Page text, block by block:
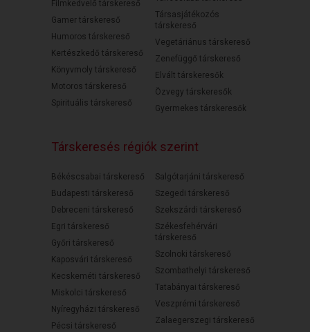
Filmkedvelő társkereső
Gamer társkereső
Humoros társkereső
Kertészkedő társkereső
Könyvmoly társkereső
Motoros társkereső
Spirituális társkereső
Társasjátékozós
társkereső
Vegetáriánus társkereső
Zenefüggő társkereső
Elvált társkeresők
Özvegy társkeresők
Gyermekes társkeresők
Társkeresés régiók szerint
Békéscsabai társkereső
Budapesti társkereső
Debreceni társkereső
Egri társkereső
Győri társkereső
Kaposvári társkereső
Kecskeméti társkereső
Miskolci társkereső
Nyíregyházi társkereső
Pécsi társkereső
Salgótarjáni társkereső
Szegedi társkereső
Szekszárdi társkereső
Székesfehérvári
társkereső
Szolnoki társkereső
Szombathelyi társkereső
Tatabányai társkereső
Veszprémi társkereső
Zalaegerszegi társkereső